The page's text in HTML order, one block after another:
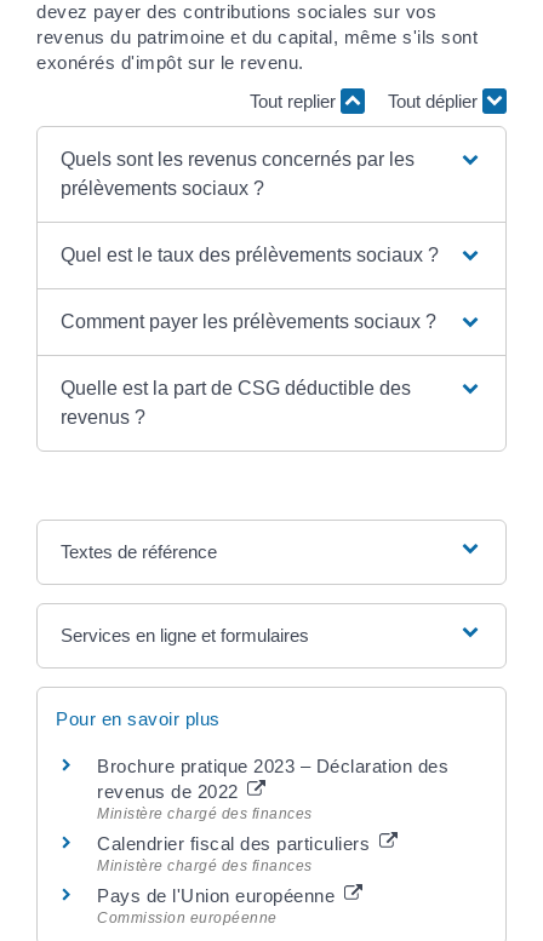
devez payer des contributions sociales sur vos
revenus du patrimoine et du capital, même s'ils sont
exonérés d'impôt sur le revenu.
Tout replier
Tout déplier
Quels sont les revenus concernés par les
prélèvements sociaux ?
Quel est le taux des prélèvements sociaux ?
Comment payer les prélèvements sociaux ?
Quelle est la part de CSG déductible des
revenus ?
Textes de référence
Services en ligne et formulaires
Pour en savoir plus
Brochure pratique 2023 – Déclaration des
revenus de 2022
Ministère chargé des finances
Calendrier fiscal des particuliers
Ministère chargé des finances
Pays de l'Union européenne
Commission européenne